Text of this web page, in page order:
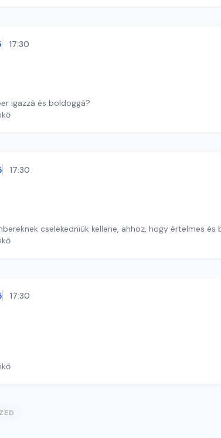
17:30
igazzá és boldoggá?
17:30
cselekedniük kellene, ahhoz, hogy értelmes
17:30